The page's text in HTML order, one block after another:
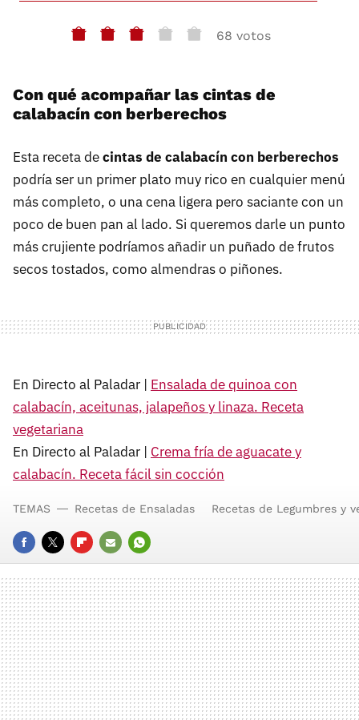
68 votos
Con qué acompañar las cintas de
calabacín con berberechos
Esta receta decintas de calabacín con berberechos
podría ser un primer plato muy rico en cualquier menú
más completo, o una cena ligera pero saciante con un
poco de buen pan al lado. Si queremos darle un punto
más crujiente podríamos añadir un puñado de frutos
secos tostados, como almendras o piñones.
En Directo al Paladar | Ensalada de quinoa con
calabacín, aceitunas, jalapeños y linaza. Receta
vegetariana
En Directo al Paladar | Crema fría de aguacate y
calabacín. Receta fácil sin cocción
FACEBOOK
TWITTERFLIPBOARD
E-
MAIL
WHATSAPP
TEMAS Recetas de Ensaladas Recetas de Legumbres y